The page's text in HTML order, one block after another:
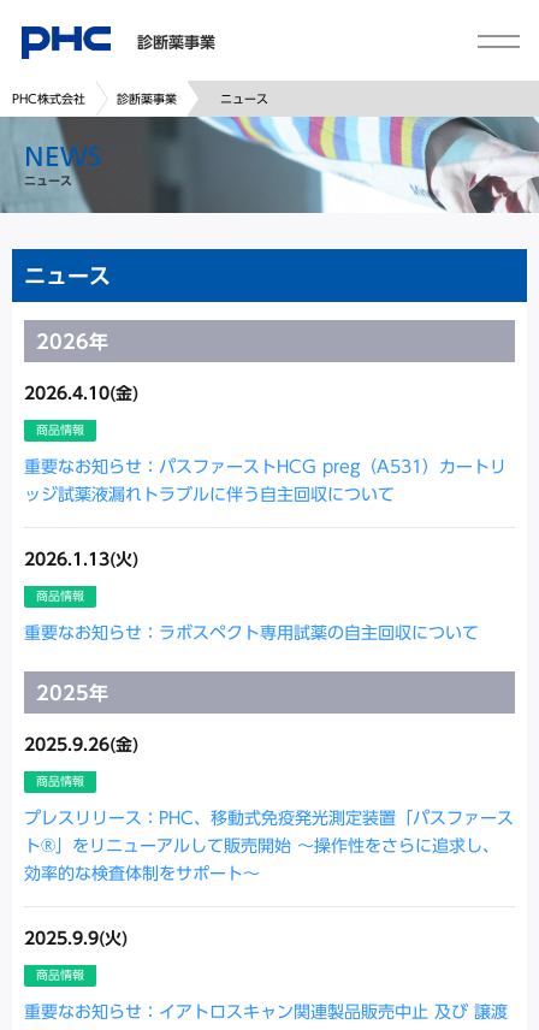
診断薬事業
PHC株式会社 診断薬事業 ニュース
NEWS
ニュース
ニュース
2026年
2026.4.10(金)
商品情報
重要なお知らせ：パスファーストHCG preg（A531）カートリ
ッジ試薬液漏れトラブルに伴う自主回収について
2026.1.13(火)
商品情報
重要なお知らせ：ラボスペクト専用試薬の自主回収について
2025年
2025.9.26(金)
商品情報
プレスリリース：PHC、移動式免疫発光測定装置「パスファース
ト®」をリニューアルして販売開始 ～操作性をさらに追求し、
効率的な検査体制をサポート～
2025.9.9(火)
商品情報
重要なお知らせ：イアトロスキャン関連製品販売中止 及び 譲渡